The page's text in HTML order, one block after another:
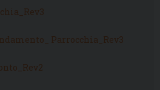
Parrocchia_Rev3